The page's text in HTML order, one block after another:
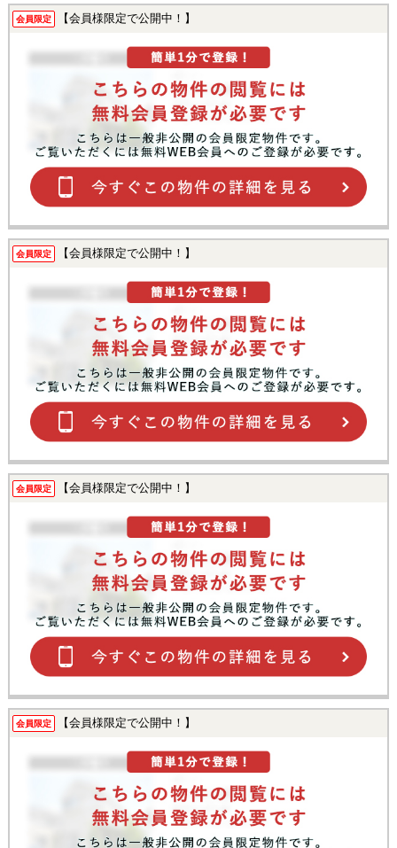
会員限定 【会員様限定で公開中！】
会員限定 【会員様限定で公開中！】
会員限定 【会員様限定で公開中！】
会員限定 【会員様限定で公開中！】